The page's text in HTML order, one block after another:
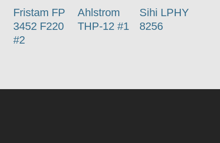
Fristam FP
3452 F220
#2
Ahlstrom
THP-12 #1
Sihi LPHY
8256